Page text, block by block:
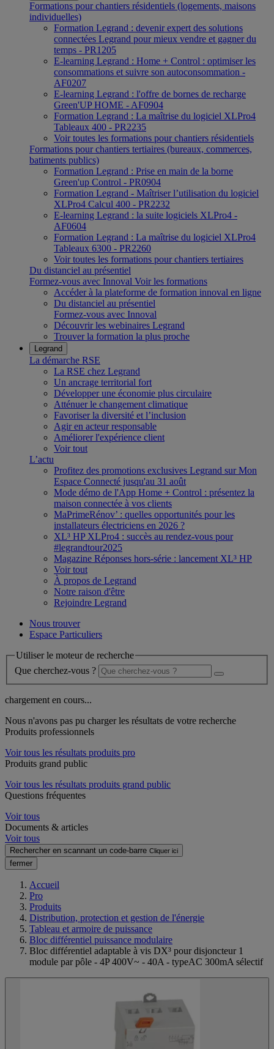
Formations pour chantiers résidentiels (logements, maisons
individuelles)
Formation Legrand : devenir expert des solutions
connectées Legrand pour mieux vendre et gagner du
temps - PR1205
E-learning Legrand : Home + Control : optimiser les
consommations et suivre son autoconsommation -
AF0207
E-learning Legrand : l'offre de bornes de recharge
Green'UP HOME - AF0904
Formation Legrand : La maîtrise du logiciel XLPro4
Tableaux 400 - PR2235
Voir toutes les formations pour chantiers résidentiels
Formations pour chantiers tertiaires (bureaux, commerces,
batiments publics)
Formation Legrand : Prise en main de la borne
Green'up Control - PR0904
Formation Legrand - Maîtriser l’utilisation du logiciel
XLPro4 Calcul 400 - PR2232
E-learning Legrand : la suite logiciels XLPro4 -
AF0604
Formation Legrand : La maîtrise du logiciel XLPro4
Tableaux 6300 - PR2260
Voir toutes les formations pour chantiers tertiaires
Du distanciel au présentiel
Formez-vous avec Innoval Voir les formations
Accéder à la plateforme de formation innoval en ligne
Du distanciel au présentiel
Formez-vous avec Innoval
Découvrir les webinaires Legrand
Trouver la formation la plus proche
Legrand
La démarche RSE
La RSE chez Legrand
Un ancrage territorial fort
Développer une économie plus circulaire
Atténuer le changement climatique
Favoriser la diversité et l’inclusion
Agir en acteur responsable
Améliorer l'expérience client
Voir tout
L’actu
Profitez des promotions exclusives Legrand sur Mon
Espace Connecté jusqu'au 31 août
Mode démo de l'App Home + Control : présentez la
maison connectée à vos clients
MaPrimeRénov’ : quelles opportunités pour les
installateurs électriciens en 2026 ?
XL³ HP XLPro4 : succès au rendez-vous pour
#legrandtour2025
Magazine Réponses hors-série : lancement XL³ HP
Voir tout
À propos de Legrand
Notre raison d'être
Rejoindre Legrand
Nous trouver
Espace Particuliers
Utiliser le moteur de recherche
Que cherchez-vous ?
chargement en cours...
Nous n'avons pas pu charger les résultats de votre recherche
Produits professionnels
Voir tous les résultats produits pro
Produits grand public
Voir tous les résultats produits grand public
Questions fréquentes
Voir tous
Documents & articles
Voir tous
Rechercher en scannant un code-barre Cliquer ici
fermer
Accueil
Pro
Produits
Distribution, protection et gestion de l'énergie
Tableau et armoire de puissance
Bloc différentiel puissance modulaire
Bloc différentiel adaptable à vis DX³ pour disjoncteur 1
module par pôle - 4P 400V~ - 40A - typeAC 300mA sélectif